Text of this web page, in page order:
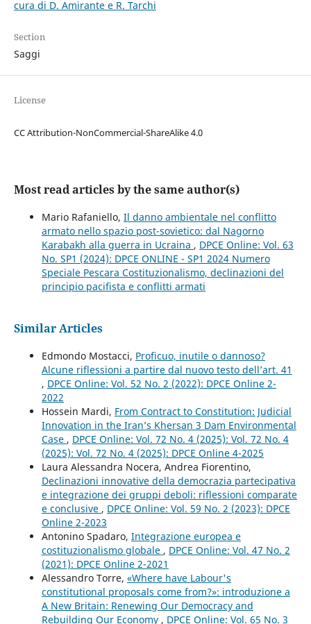
cura di D. Amirante e R. Tarchi
Section
Saggi
License
CC Attribution-NonCommercial-ShareAlike 4.0
Most read articles by the same author(s)
Mario Rafaniello, Il danno ambientale nel conflitto
armato nello spazio post-sovietico: dal Nagorno
Karabakh alla guerra in Ucraina , DPCE Online: Vol. 63
No. SP1 (2024): DPCE ONLINE - SP1 2024 Numero
Speciale Pescara Costituzionalismo, declinazioni del
principio pacifista e conflitti armati
Similar Articles
Edmondo Mostacci, Proficuo, inutile o dannoso?
Alcune riflessioni a partire dal nuovo testo dell’art. 41
, DPCE Online: Vol. 52 No. 2 (2022): DPCE Online 2-
2022
Hossein Mardi, From Contract to Constitution: Judicial
Innovation in the Iran’s Khersan 3 Dam Environmental
Case , DPCE Online: Vol. 72 No. 4 (2025): Vol. 72 No. 4
(2025): Vol. 72 No. 4 (2025): DPCE Online 4-2025
Laura Alessandra Nocera, Andrea Fiorentino,
Declinazioni innovative della democrazia partecipativa
e integrazione dei gruppi deboli: riflessioni comparate
e conclusive , DPCE Online: Vol. 59 No. 2 (2023): DPCE
Online 2-2023
Antonino Spadaro, Integrazione europea e
costituzionalismo globale , DPCE Online: Vol. 47 No. 2
(2021): DPCE Online 2-2021
Alessandro Torre, «Where have Labour's
constitutional proposals come from?»: introduzione a
A New Britain: Renewing Our Democracy and
Rebuilding Our Economy , DPCE Online: Vol. 65 No. 3